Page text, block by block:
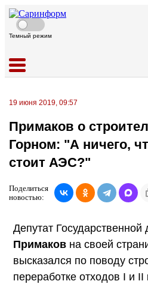
Темный режим
19 июня 2019, 09:57
Примаков о
Горном: "А ничего,
стоит АЭС?"
Поделиться
новостью:
Депутат
Примаков на своей
высказался по поводу
переработке отходов I и II